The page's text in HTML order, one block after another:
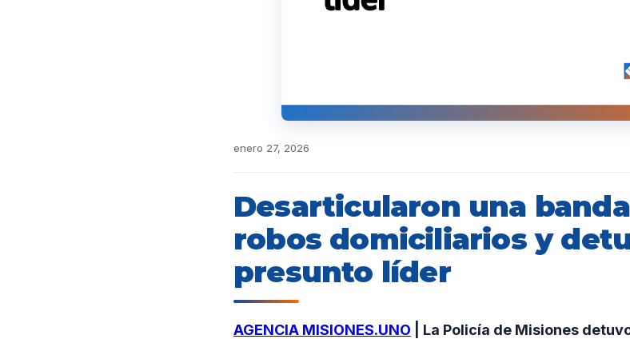
enero 27, 2026
Desarticularon una
robos domiciliarios y
presunto líder
AGENCIA MISIONES.UNO | La Policía de Misiones